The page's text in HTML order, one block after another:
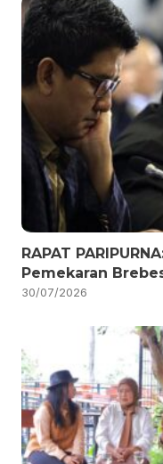
RAPAT
Pemekaran
30/07/2026